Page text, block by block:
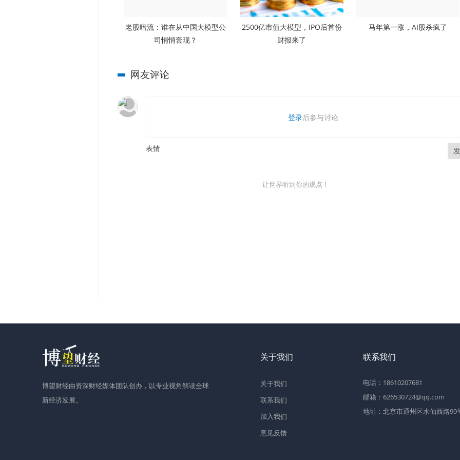
老股暗流：谁在从中国大模型公
司悄悄套现？
2500亿市值大模型，IPO后首份
财报来了
马年第一涨，AI股杀疯了
网友评论
登录后参与讨论
表情
让世界听到你的观点！
博望财经由资深财经媒体团队创办，以专业视角解读全球
新经济发展。
关于我们
关于我们
联系我们
加入我们
意见反馈
联系我们
电话：18610207681
邮箱：626530724@qq.com
地址：北京市通州区水仙西路99